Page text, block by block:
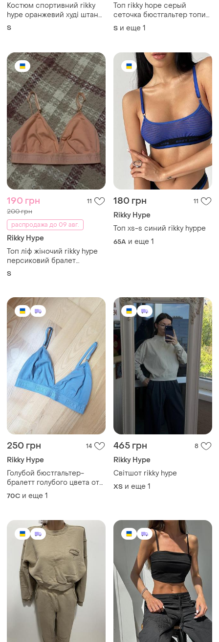
Костюм спортивний rikky
hype оранжевий худі штани
джогери двунитка
S
Топ rikky hope серый
сеточка бюстгальтер топик
рикки хоп
S и еще 1
190 грн 11
200 грн
распродажа до 09 авг.
Rikky Hype
Топ ліф жіночий rikky hype
персиковий бралет
бавовняний базовий на
S
180 грн 11
Rikky Hype
Топ xs-s синий rikky hyppe
65A и еще 1
250 грн 14
Rikky Hype
Голубой бюстгальтер-
бралетт голубого цвета от
бренда rikky hype мягкий
бюстик рикки хор
70C и еще 1
465 грн 8
Rikky Hype
Світшот rikky hype
ХS и еще 1